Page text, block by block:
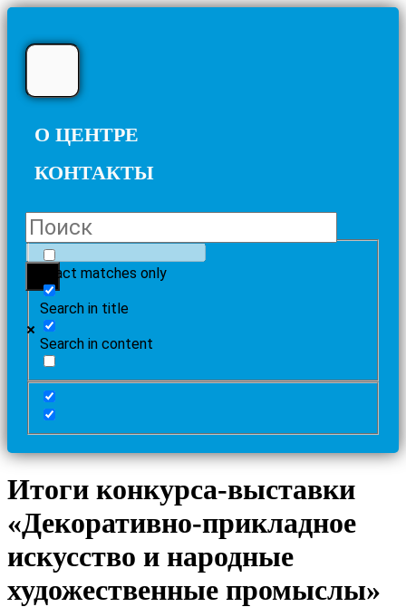
О ЦЕНТРЕ
КОНТАКТЫ
Exact matches only
Search in title
Search in content
Итоги конкурса-выставки
«Декоративно-прикладное
искусство и народные
художественные промыслы»